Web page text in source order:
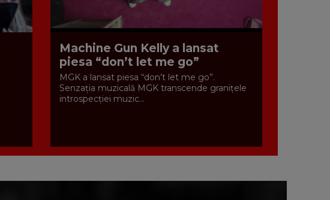
Machine Gun Kelly a lansat
piesa “don’t let me go”
MGK a lansat piesa “don’t let me go”.
Senzația muzicală MGK transcende granițele
introspecției muzic...